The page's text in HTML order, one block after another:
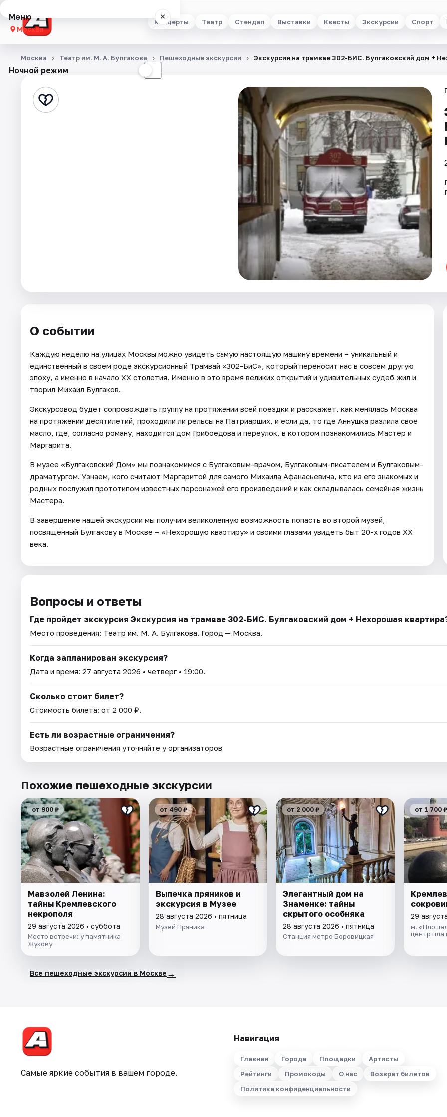
Концерты Театр Стендап Выставки Квесты Экскурсии Спорт
Меню ×
Москва
Концерты
Стендап
Ночной режим ☾
Москва Театр им. М. А. Булгакова Пешеходные экскурсии Экскурсия на трамвае 302-БИС. Булгаковский дом +
О событии
Каждую неделю на улицах Москвы можно увидеть самую настоящую машину времени – уникальный и
единственный в своём роде экскурсионный Трамвай «302-БиС», который переносит нас в совсем другую
эпоху, а именно в начало XX столетия. Именно в это время великих открытий и удивительных судеб жил и
творил Михаил Булгаков.
Экскурсовод будет сопровождать группу на протяжении всей поездки и расскажет, как менялась Москва
на протяжении десятилетий, проходили ли рельсы на Патриарших, и если да, то где Аннушка разлила своё
масло, где, согласно роману, находится дом Грибоедова и переулок, в котором познакомились Мастер и
Маргарита.
В музее «Булгаковский Дом» мы познакомимся с Булгаковым-врачом, Булгаковым-писателем и Булгаковым-
драматургом. Узнаем, кого считают Маргаритой для самого Михаила Афанасьевича, кто из его знакомых и
родных послужил прототипом известных персонажей его произведений и как складывалась семейная жизнь
Мастера.
В завершение нашей экскурсии мы получим великолепную возможность попасть во второй музей,
посвящённый Булгакову в Москве – «Нехорошую квартиру» и своими глазами увидеть быт 20-х годов XX
века.
Вопросы и ответы
Где пройдет экскурсия Экскурсия на трамвае 302-БИС. Булгаковский дом + Нехорошая
Место проведения: Театр им. М. А. Булгакова. Город — Москва.
Когда запланирован экскурсия?
Дата и время: 27 августа 2026 • четверг • 19:00.
Сколько стоит билет?
Стоимость билета: от 2 000 ₽.
Есть ли возрастные ограничения?
Возрастные ограничения уточняйте у организаторов.
Похожие пешеходные экскурсии
от 900 ₽
Мавзолей Ленина:
тайны Кремлевского
некрополя
29 августа 2026 • суббота
Место встречи: у памятника
Жукову
от 490 ₽
Выпечка пряников и
экскурсия в Музее
28 августа 2026 • пятница
Музей Пряника
от 2 000 ₽
Элегантный дом на
Знаменке: тайны
скрытого особняка
28 августа 2026 • пятница
Станция метро Боровицкая
от 1 700 ₽
29
м.
центр
Все пешеходные экскурсии в Москве →
Самые яркие события в вашем городе.
Навигация
Главная Города Площадки
Артисты
Рейтинги
Промокоды О нас
Возврат билетов
Политика конфиденциальности